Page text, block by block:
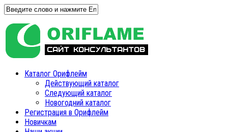
Каталог Орифлейм
Действующий каталог
Следующий каталог
Новогодний каталог
Регистрация в Орифлейм
Новичкам